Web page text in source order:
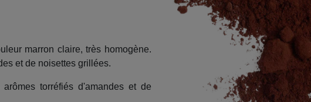
marron claire, très homogène.
et de noisettes grillées.
torréfiés d'amandes et de